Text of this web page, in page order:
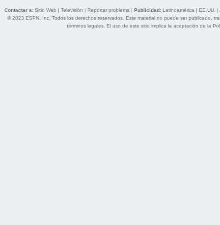
Contactar a: Sitio Web | Televisión | Reportar problema | Publicidad: Latinoamérica | EE.UU. |
© 2023 ESPN, Inc. Todos los derechos reservados. Este material no puede ser publicado,
términos legales. El uso de este sitio implica la aceptación de la